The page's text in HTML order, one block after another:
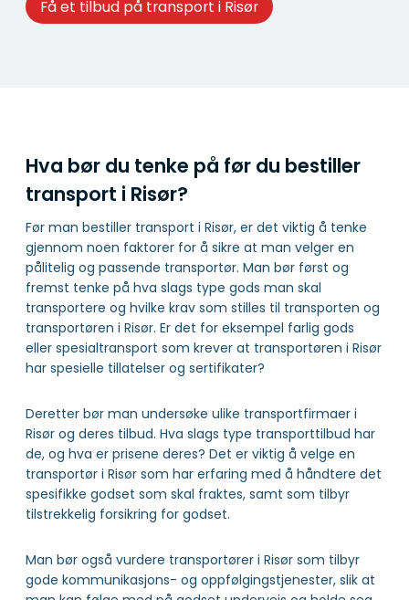
Få et tilbud på transport i Risør
Hva bør du tenke på før du bestiller
transport i Risør?
Før man bestiller transport i Risør, er det viktig å tenke
gjennom noen faktorer for å sikre at man velger en
pålitelig og passende transportør. Man bør først og
fremst tenke på hva slags type gods man skal
transportere og hvilke krav som stilles til transporten og
transportøren i Risør. Er det for eksempel farlig gods
eller spesialtransport som krever at transportøren i Risør
har spesielle tillatelser og sertifikater?
Deretter bør man undersøke ulike transportfirmaer i
Risør og deres tilbud. Hva slags type transporttilbud har
de, og hva er prisene deres? Det er viktig å velge en
transportør i Risør som har erfaring med å håndtere det
spesifikke godset som skal fraktes, samt som tilbyr
tilstrekkelig forsikring for godset.
Man bør også vurdere transportører i Risør som tilbyr
gode kommunikasjons- og oppfølgingstjenester, slik at